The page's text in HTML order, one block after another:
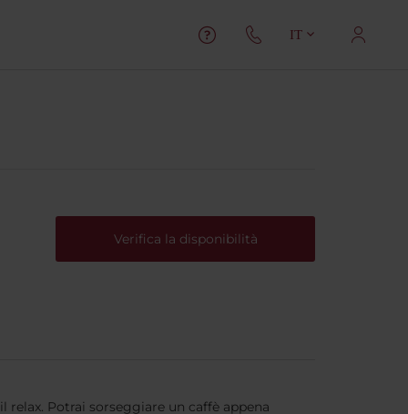
IT
Verifica la disponibilità
Potrai sorseggiare un caffè appena